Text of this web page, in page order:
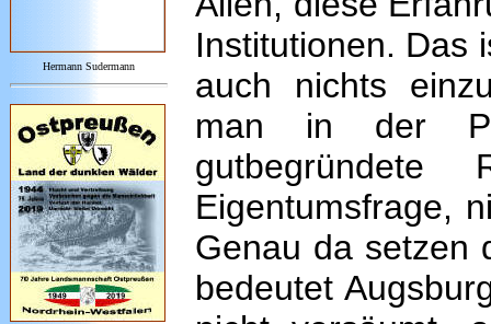
Hermann Sudermann
Institutionen. Das
auch nichts
man in der
Eigentumsfrage,
Genau da setzen
bedeutet